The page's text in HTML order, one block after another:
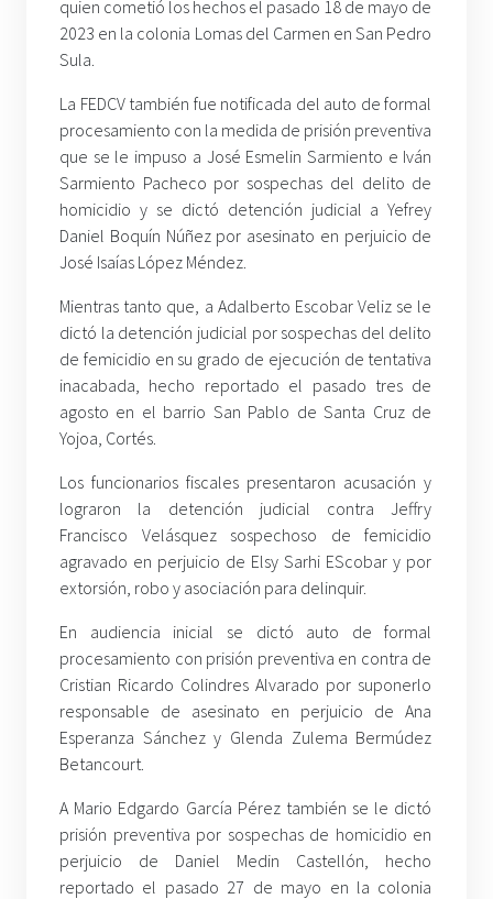
quien cometió los hechos el pasado 18 de mayo de
2023 en la colonia Lomas del Carmen en San Pedro
Sula.
La FEDCV también fue notificada del auto de formal
procesamiento con la medida de prisión preventiva
que se le impuso a José Esmelin Sarmiento e Iván
Sarmiento Pacheco por sospechas del delito de
homicidio y se dictó detención judicial a Yefrey
Daniel Boquín Núñez por asesinato en perjuicio de
José Isaías López Méndez.
Mientras tanto que, a Adalberto Escobar Veliz se le
dictó la detención judicial por sospechas del delito
de femicidio en su grado de ejecución de tentativa
inacabada, hecho reportado el pasado tres de
agosto en el barrio San Pablo de Santa Cruz de
Yojoa, Cortés.
Los funcionarios fiscales presentaron acusación y
lograron la detención judicial contra Jeffry
Francisco Velásquez sospechoso de femicidio
agravado en perjuicio de Elsy Sarhi EScobar y por
extorsión, robo y asociación para delinquir.
En audiencia inicial se dictó auto de formal
procesamiento con prisión preventiva en contra de
Cristian Ricardo Colindres Alvarado por suponerlo
responsable de asesinato en perjuicio de Ana
Esperanza Sánchez y Glenda Zulema Bermúdez
Betancourt.
A Mario Edgardo García Pérez también se le dictó
prisión preventiva por sospechas de homicidio en
perjuicio de Daniel Medin Castellón, hecho
reportado el pasado 27 de mayo en la colonia